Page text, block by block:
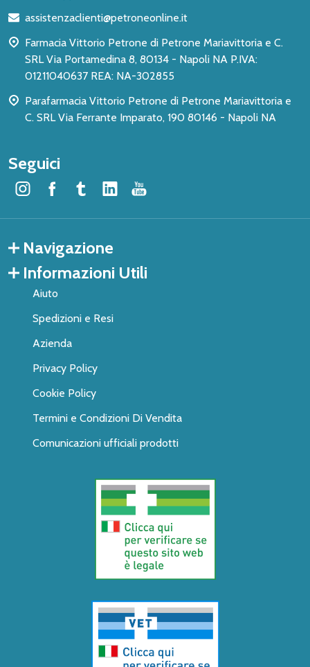
pagina
assistenzaclienti@petroneonline.it
Farmacia Vittorio Petrone di Petrone Mariavittoria e C.
SRL Via Portamedina 8, 80134 - Napoli NA P.IVA:
01211040637 REA: NA-302855
Parafarmacia Vittorio Petrone di Petrone Mariavittoria e
C. SRL Via Ferrante Imparato, 190 80146 - Napoli NA
Seguici
Navigazione
Informazioni Utili
Aiuto
Spedizioni e Resi
Azienda
Privacy Policy
Cookie Policy
Termini e Condizioni Di Vendita
Comunicazioni ufficiali prodotti